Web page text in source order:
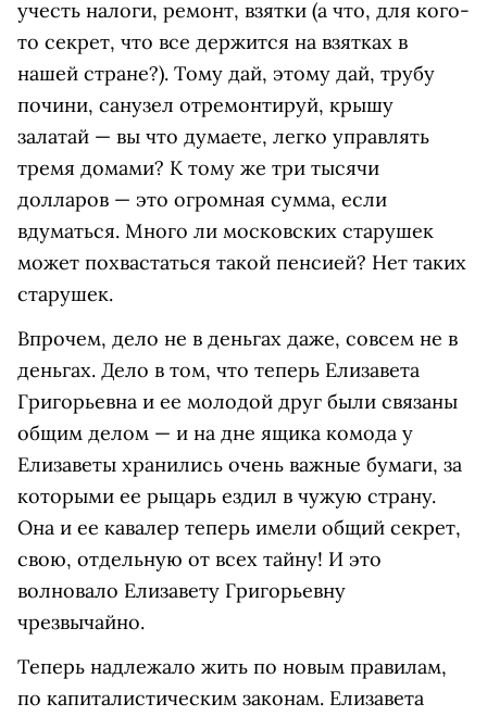
учесть налоги, ремонт, взятки (а что, для кого-
то секрет, что все держится на взятках в
нашей стране?). Тому дай, этому дай, трубу
почини, санузел отремонтируй, крышу
залатай — вы что думаете, легко управлять
тремя домами? К тому же три тысячи
долларов — это огромная сумма, если
вдуматься. Много ли московских старушек
может похвастаться такой пенсией? Нет таких
старушек.
Впрочем, дело не в деньгах даже, совсем не в
деньгах. Дело в том, что теперь Елизавета
Григорьевна и ее молодой друг были связаны
общим делом — и на дне ящика комода у
Елизаветы хранились очень важные бумаги, за
которыми ее рыцарь ездил в чужую страну.
Она и ее кавалер теперь имели общий секрет,
свою, отдельную от всех тайну! И это
волновало Елизавету Григорьевну
чрезвычайно.
Теперь надлежало жить по новым правилам,
по капиталистическим законам. Елизавета